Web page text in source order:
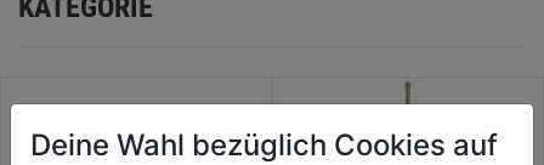
Deine Wahl bezüglich Cookies auf